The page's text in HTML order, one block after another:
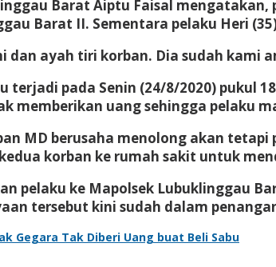
Barat Aiptu Faisal
Barat II. Sementara pelaku Heri
dan ayah tiri korban. Dia sudah kami
terjadi pada Senin (24/8/2020) pukul
memberikan uang sehingga pelaku
MD berusaha menolong akan
korban ke rumah sakit untuk
pelaku ke Mapolsek Lubuklinggau
tersebut kini sudah dalam
Gegara Tak Diberi Uang buat Beli Sabu